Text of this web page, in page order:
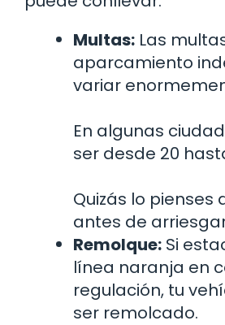
Multas: Las
aparcamiento
variar
En algunas
ser desde 20
Quizás lo pienses
antes de
Remolque: Si
línea naranja en
regulación, tu
ser remolcado.